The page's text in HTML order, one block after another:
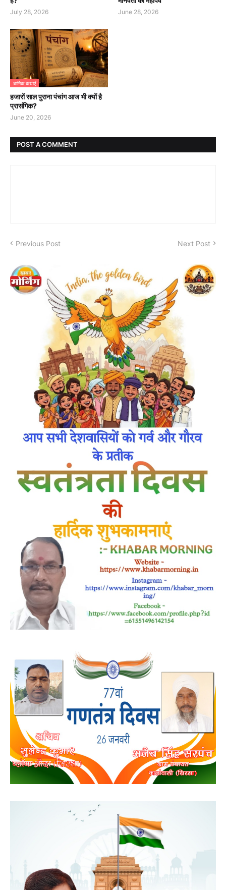
July 28, 2026 June 28, 2026
धार्मिक कथाएं
हजारों साल पुराना पंचांग आज भी क्यों है
प्रासंगिक?
June 20, 2026
POST A COMMENT
Previous Post Next Post